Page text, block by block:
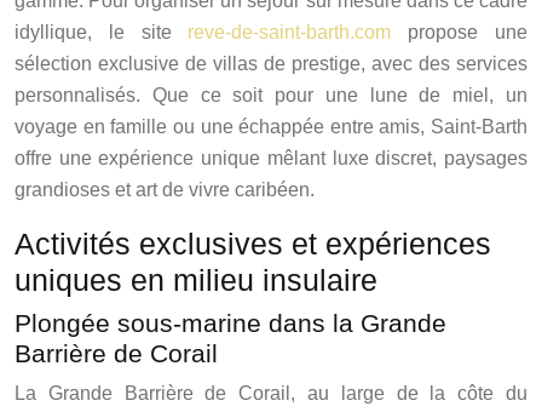
idyllique, le site reve-de-saint-barth.com propose une
sélection exclusive de villas de prestige, avec des services
personnalisés. Que ce soit pour une lune de miel, un
voyage en famille ou une échappée entre amis, Saint-Barth
offre une expérience unique mêlant luxe discret, paysages
grandioses et art de vivre caribéen.
Activités exclusives et expériences
uniques en milieu insulaire
Plongée sous-marine dans la Grande
Barrière de Corail
La Grande Barrière de Corail, au large de la côte du